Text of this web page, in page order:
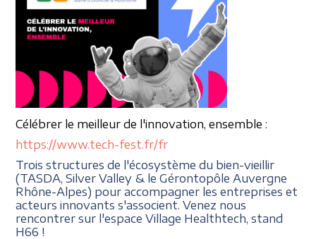
Célébrer le meilleurde l'innovation, ensemble :
https://www.tech-fest.fr/fr
Trois structures de l'écosystème du bien-vieillir
(TASDA, Silver Valley & le Gérontopôle Auvergne
Rhône-Alpes) pour accompagner les entreprises et
acteurs innovants s'associent. Venez nous
rencontrer sur l'espace Village Healthtech, stand
H66 !